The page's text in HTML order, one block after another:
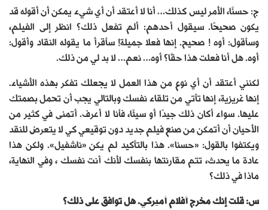
ج: حسنًا، الأمر ليس كذلك… أنا لا أعتقد أن أي شيء يمكن أن أقوله قد
يكون صحيحًا. سيقول أحدهم: ألم تفعل ذلك؟ انظر إلى الفيلم،
وسأقول: أوه ! صحيح. إنها فعلا جميلة! سأقرأ ما يقوله النقاد وأقول:
أوه. هل أنا فعلت هذا حقًا؟ أوه… نعم… لا بد لي من ذلك.
لكنني أعتقد أن أي نوع من هذا العمل لا يجعلك تفكر بهذه الأشياء.
إنها غريزية، إنها تأتي من تلقاء نفسك وبالتالي يجب أن تحمل بصمتك
عليها. سواء أكان ذلك جيدًا أو سيئًا، فأنا لا أعرف. أتمنى في كثير من
الأحيان أن أتمكن من صنع فيلم جديد دون توقيعي كي لا يتعرض للنقد
ويكتفوا بالقول: «حسنا». هذا بالتأكيد لم يكن «ناشفيل». ولكن هذا
عادة ما يحدث، تتم مقارنتها بنفسك لأنك أنت نفسك ، وفي النهاية،
ماذا في ذلك؟
س: قلت إنك مخرج أفلام أميركي. هل توافق على ذلك؟